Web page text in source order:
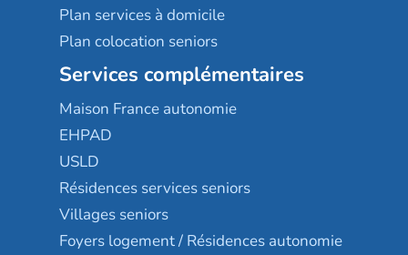
Plan services à domicile
Plan colocation seniors
Services complémentaires
Maison France autonomie
EHPAD
USLD
Résidences services seniors
Villages seniors
Foyers logement / Résidences autonomie